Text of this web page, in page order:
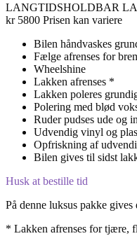
LANGTIDSHOLDBAR
kr 5800 Prisen kan variere
Bilen håndvaskes
Fælge afrenses for
Wheelshine
Lakken afrenses *
Lakken poleres
Polering med blød
Ruder pudses ude og
Udvendig vinyl og
Opfriskning af
Bilen gives til sidst
Husk at bestille tid
På denne luksus pakke
* Lakken afrenses for tjære,